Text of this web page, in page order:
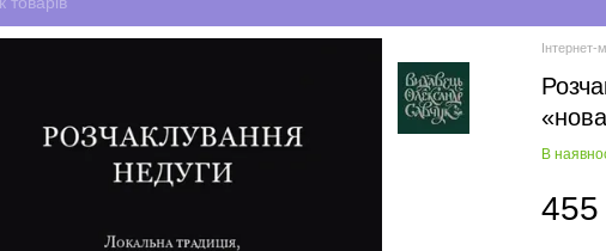
Інтернет-
В
455